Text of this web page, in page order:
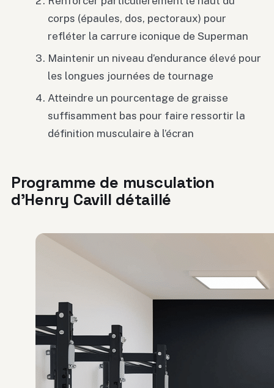
corps (épaules, dos, pectoraux) pour
refléter la carrure iconique de Superman
Maintenir un niveau d’endurance élevé pour
les longues journées de tournage
Atteindre un pourcentage de graisse
suffisamment bas pour faire ressortir la
définition musculaire à l’écran
Programme de musculation
d’Henry Cavill détaillé